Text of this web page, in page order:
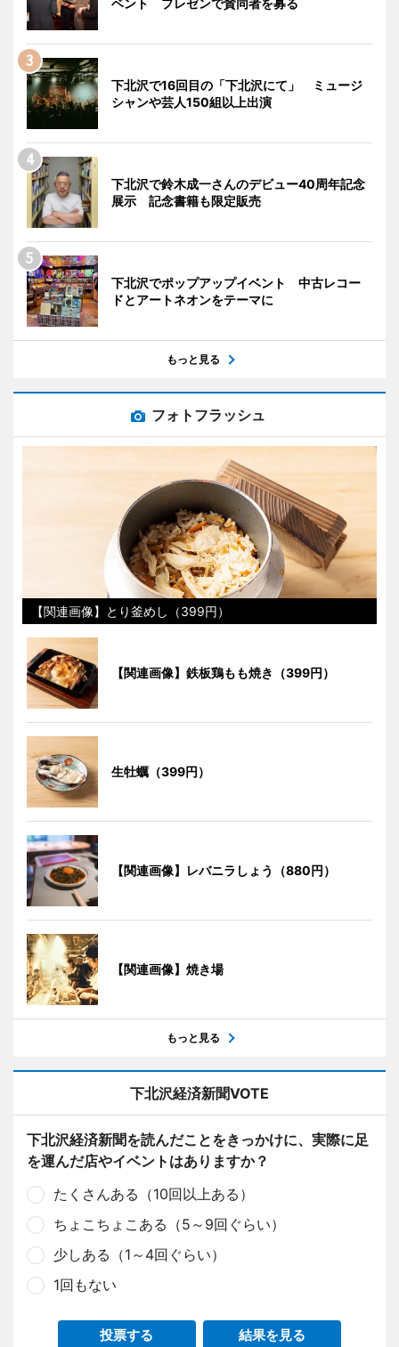
下北沢で16回目の「下北沢にて」 ミュージ
シャンや芸人150組以上出演
下北沢で鈴木成一さんのデビュー40周年記念
展示 記念書籍も限定販売
下北沢でポップアップイベント 中古レコー
ドとアートネオンをテーマに
もっと見る
フォトフラッシュ
【関連画像】とり釜めし（399円）
【関連画像】鉄板鶏もも焼き（399円）
生牡蠣（399円）
【関連画像】レバニラしょう（880円）
【関連画像】焼き場
もっと見る
下北沢経済新聞VOTE
下北沢経済新聞を読んだことをきっかけに、実際に足
を運んだ店やイベントはありますか？
たくさんある（10回以上ある）
ちょこちょこある（5～9回ぐらい）
少しある（1～4回ぐらい）
1回もない
投票する 結果を見る